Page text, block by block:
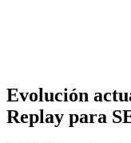
Evolución
Replay para